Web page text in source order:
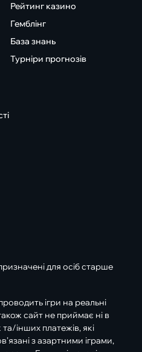
Рейтинг казино
Гемблінг
База знань
Турніри прогнозів
для осіб старше
ігри на реальні
сайт не приймає ні в
інших платежів, які
з азартними іграми,